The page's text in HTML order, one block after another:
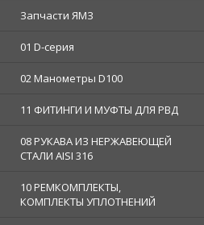
Запчасти ЯМЗ
01 D-серия
02 Манометры D100
11 ФИТИНГИ И МУФТЫ ДЛЯ РВД
08 РУКАВА ИЗ НЕРЖАВЕЮЩЕЙ
СТАЛИ AISI 316
10 РЕМКОМПЛЕКТЫ,
КОМПЛЕКТЫ УПЛОТНЕНИЙ